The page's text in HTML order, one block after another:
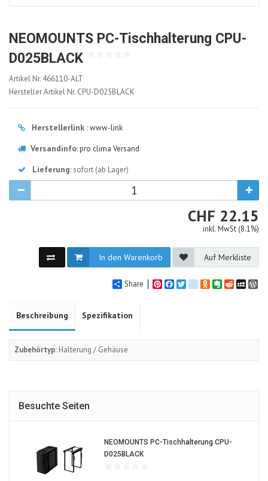
NEOMOUNTS PC-Tischhalterung CPU-
D025BLACK
466110-
ALT
Artikel Nr. 466110-ALT
Hersteller Artikel Nr. CPU-D025BLACK
Herstellerlink :www-link
Versandinfo:pro clima Versand
Lieferung: sofort (ab Lager)
CHF CHF
22.15
inkl. MwSt (8.1%)
In den Warenkorb Auf Merkliste
Share PinterestFacebook
Twittergoogle_bookmarks
Odnoklassniki
Evernote
Reddit
Beschreibung Spezifikation
Zubehörtyp: Halterung / Gehäuse
Besuchte Seiten
NEOMOUNTS PC-Tischhalterung CPU-
D025BLACK466110-